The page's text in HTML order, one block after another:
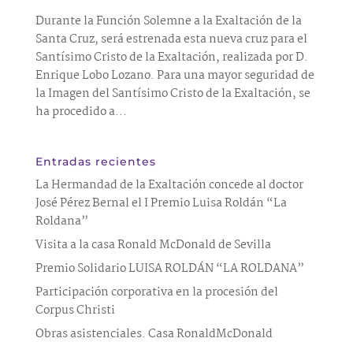
Durante la Función Solemne a la Exaltación de la
Santa Cruz, será estrenada esta nueva cruz para el
Santísimo Cristo de la Exaltación, realizada por D.
Enrique Lobo Lozano. Para una mayor seguridad de
la Imagen del Santísimo Cristo de la Exaltación, se
ha procedido a...
Entradas recientes
La Hermandad de la Exaltación concede al doctor
José Pérez Bernal el I Premio Luisa Roldán “La
Roldana”
Visita a la casa Ronald McDonald de Sevilla
Premio Solidario LUISA ROLDÁN “LA ROLDANA”
Participación corporativa en la procesión del
Corpus Christi
Obras asistenciales. Casa RonaldMcDonald